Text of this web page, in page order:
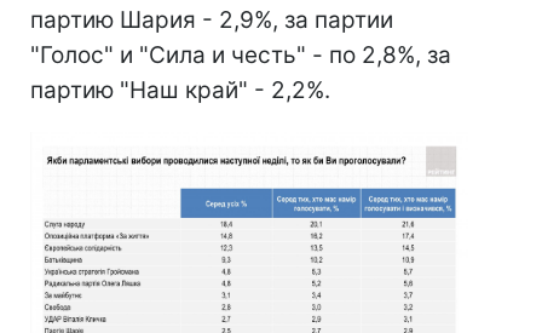
партию Шария - 2,9%, за партии
"Голос" и "Сила и честь" - по 2,8%, за
партию "Наш край" - 2,2%.